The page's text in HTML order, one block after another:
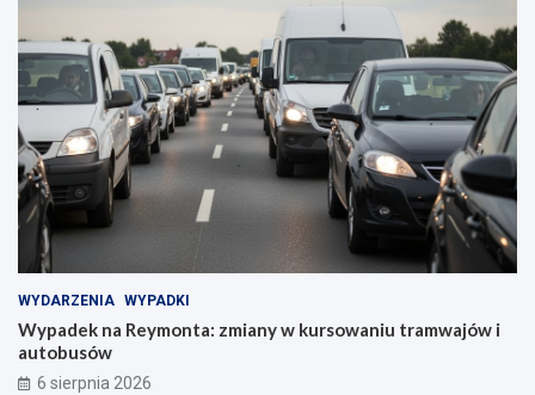
WYDARZENIA WYPADKI
Wypadek na Reymonta: zmiany w kursowaniu tramwajów i
autobusów
6 sierpnia 2026